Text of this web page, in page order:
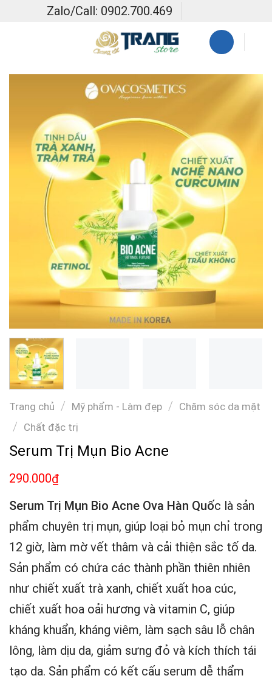
Zalo/Call: 0902.700.469
Trang chủ / Mỹ phẩm - Làm đẹp / Chăm sóc da mặt
/ Chất đặc trị
Serum Trị Mụn Bio Acne
290.000₫
Serum Trị Mụn Bio Acne Ova Hàn Quốc là sản
phẩm chuyên trị mụn, giúp loại bỏ mụn chỉ trong
12 giờ, làm mờ vết thâm và cải thiện sắc tố da.
Sản phẩm có chứa các thành phần thiên nhiên
như chiết xuất trà xanh, chiết xuất hoa cúc,
chiết xuất hoa oải hương và vitamin C, giúp
kháng khuẩn, kháng viêm, làm sạch sâu lỗ chân
lông, làm dịu da, giảm sưng đỏ và kích thích tái
tạo da. Sản phẩm có kết cấu serum dễ thẩm